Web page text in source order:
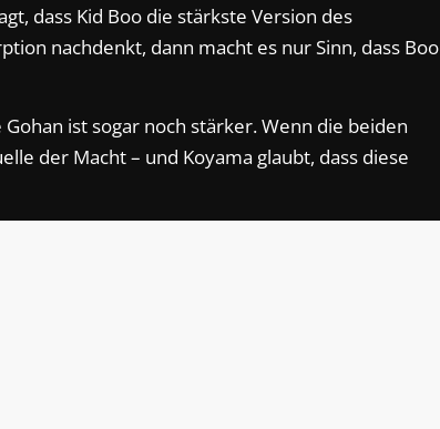
dass Kid Boo die stärkste Version des
nachdenkt, dann macht es nur Sinn, dass Boo
ist sogar noch stärker. Wenn die beiden
der Macht – und Koyama glaubt, dass diese